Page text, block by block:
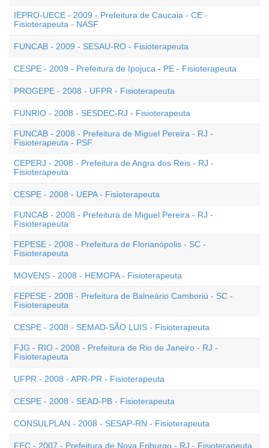
IEPRO-UECE - 2009 - Prefeitura de Caucaia - CE -
Fisioterapeuta - NASF
FUNCAB - 2009 - SESAU-RO - Fisioterapeuta
CESPE - 2009 - Prefeitura de Ipojuca - PE - Fisioterapeuta
PROGEPE - 2008 - UFPR - Fisioterapeuta
FUNRIO - 2008 - SESDEC-RJ - Fisioterapeuta
FUNCAB - 2008 - Prefeitura de Miguel Pereira - RJ -
Fisioterapeuta - PSF
CEPERJ - 2008 - Prefeitura de Angra dos Reis - RJ -
Fisioterapeuta
CESPE - 2008 - UEPA - Fisioterapeuta
FUNCAB - 2008 - Prefeitura de Miguel Pereira - RJ -
Fisioterapeuta
FEPESE - 2008 - Prefeitura de Florianópolis - SC -
Fisioterapeuta
MOVENS - 2008 - HEMOPA - Fisioterapeuta
FEPESE - 2008 - Prefeitura de Balneário Camboriú - SC -
Fisioterapeuta
CESPE - 2008 - SEMAD-SÃO LUIS - Fisioterapeuta
FJG - RIO - 2008 - Prefeitura de Rio de Janeiro - RJ -
Fisioterapeuta
UFPR - 2008 - APR-PR - Fisioterapeuta
CESPE - 2008 - SEAD-PB - Fisioterapeuta
CONSULPLAN - 2008 - SESAP-RN - Fisioterapeuta
FEC - 2007 - Prefeitura de Nova Friburgo - RJ - Fisioterapeuta